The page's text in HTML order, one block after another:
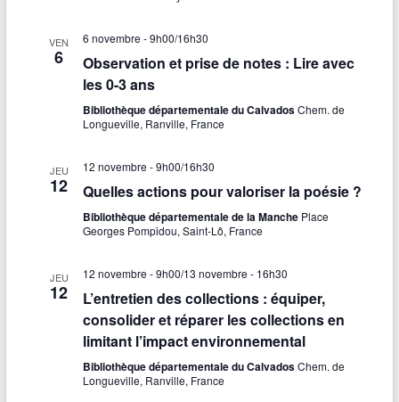
VEN
6
6 novembre - 9h00/16h30
Observation et prise de notes : Lire avec
les 0-3 ans
Bibliothèque départementale du CalvadosChem. de
Longueville, Ranville, France
JEU
12
12 novembre - 9h00/16h30
Quelles actions pour valoriser la poésie ?
Bibliothèque départementale de la Manche Place
Georges Pompidou, Saint-Lô, France
JEU
12
12 novembre - 9h00/13 novembre - 16h30
L’entretien des collections : équiper,
consolider et réparer les collections en
limitant l’impact environnemental
Bibliothèque départementale du CalvadosChem. de
Longueville, Ranville, France